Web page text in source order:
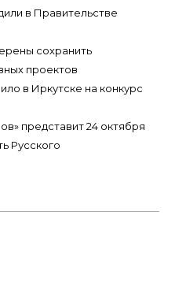
в Правительстве
сохранить
проектов
в Иркутске на конкурс
представит 24 октября
Русского